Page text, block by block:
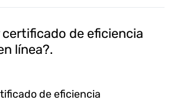
de eficiencia
línea?.
de eficiencia